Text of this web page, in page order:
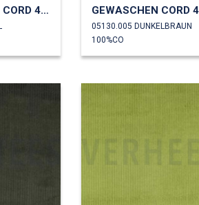
GEWASCHEN CORD 4.5W
05130.005 DUNKELBRAUN
100%CO